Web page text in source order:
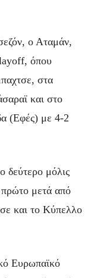
ο Αταμάν,
όπου
στα
και στο
(Εφές) με 4-2
δεύτερο μόλις
πρώτο μετά από
και το Κύπελλο
Ευρωπαϊκό